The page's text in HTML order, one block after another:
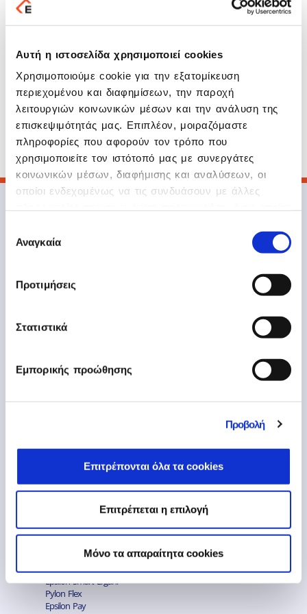
Αυτή η ιστοσελίδα χρησιμοποιεί cookies
Χρησιμοποιούμε cookie για την εξατομίκευση
περιεχομένου και διαφημίσεων, την παροχή
λειτουργιών κοινωνικών μέσων και την ανάλυση της
επισκεψιμότητάς μας. Επιπλέον, μοιραζόμαστε
πληροφορίες που αφορούν τον τρόπο που
χρησιμοποιείτε τον ιστότοπό μας με συνεργάτες
κοινωνικών μέσων, διαφήμισης και αναλύσεων, οι
οποίοι ενδεχομένως να τις συνδυάσουν με άλλες
χρήση των υπηρεσιών τους.
συγκατάθεσης
Αναγκαία
Προτιμήσεις
Στατιστικά
Εμπορικής προώθησης
Προβολή
Επιτρέπονται όλα τα cookies
Επιτρέπεται η επιλογή
Mόνο τα απαραίτητα cookies
1/8
Προϊόντα
Epsilon Smart Ergani Business
Epsilon Pay
Tax System 5
Δημοφιλείς Σύνδεσμοι
Epsilon Smart
Epsilon Smart Ergani
Pylon Flex
Epsilon Pay